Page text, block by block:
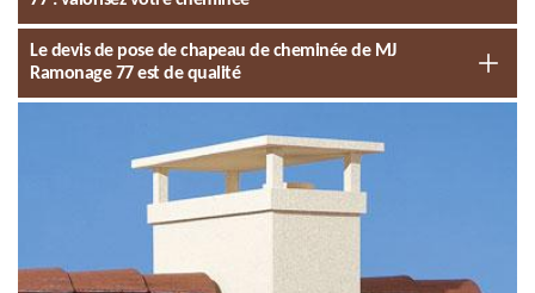
Le devis de pose de chapeau de cheminée de MJ
Ramonage 77 est de qualité